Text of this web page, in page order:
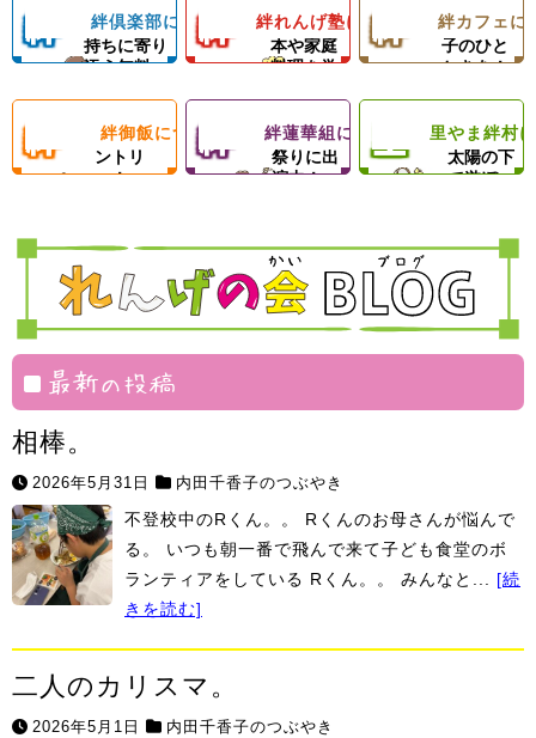
絆
倶
楽
子どもの気
持ちに寄り
添う無料
絆倶楽部について
絆
れ
ん
塾
料理の基
本や家庭
料理を学
絆れんげ塾について
絆
カ
フ
楽しい親
子のひと
ときを！
絆カフェに
絆
飯
フードパ
ントリ
ー！
っぱいの手作り
ご飯＆食材配布
絆御飯について絆
華
組
地域のお
祭りに出
演中！
と食材配布でお
母さんをサポー
絆蓮華組について
里
ま
絆
思いきり
太陽の下
で遊ぼ
動を通じて子ど
もたちの心の成
里やま絆村
最新の投稿
相棒。
2026年5月31日 内田千香子のつぶやき
不登校中のRくん。。 Rくんのお母さんが悩んで
る。 いつも朝一番で飛んで来て子ども食堂のボ
ランティアをしている Rくん。。 みんなと... [続
きを読む]
二人のカリスマ。
2026年5月1日 内田千香子のつぶやき